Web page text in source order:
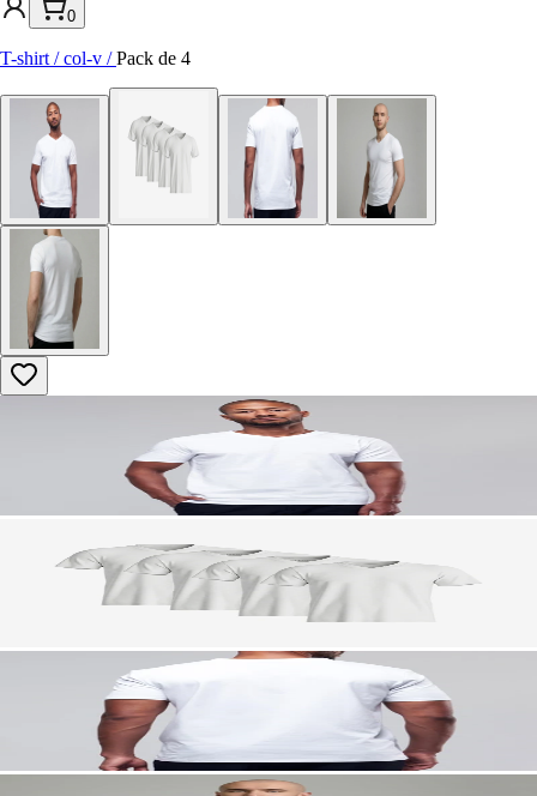
0
T-shirt / col-v /Pack de 4